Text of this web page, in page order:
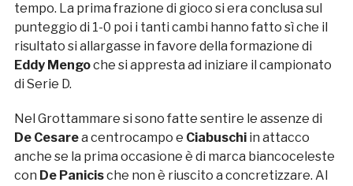
tempo. La prima frazione di gioco si era conclusa sul
punteggio di 1-0 poi i tanti cambi hanno fatto sì che il
risultato si allargasse in favore della formazione di
Eddy Mengoche si appresta ad iniziare il campionato
di Serie D.
Nel Grottammare si sono fatte sentire le assenze di
De Cesarea centrocampo e Ciabuschiin attacco
anche se la prima occasione è di marca biancoceleste
con De Panicische non è riuscito a concretizzare. Al